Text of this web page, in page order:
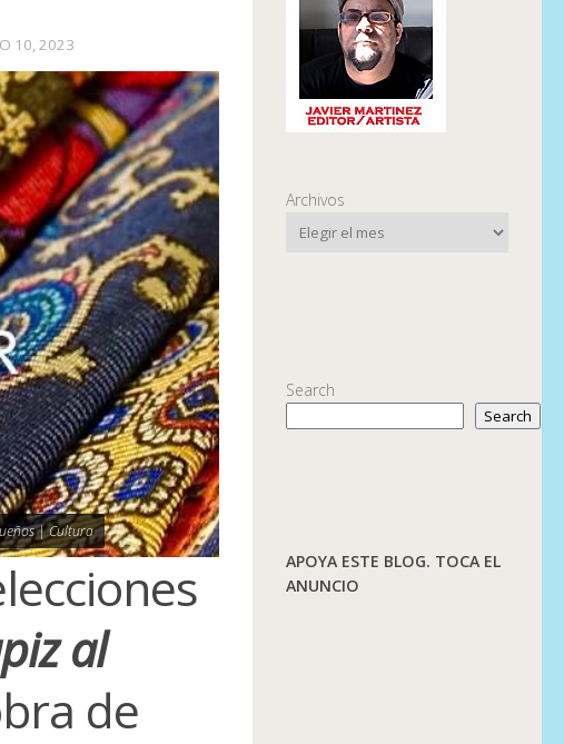
10, 2023
| Cultura
al
de
Archivos
Search
Search
APOYA ESTE BLOG. TOCA EL
ANUNCIO